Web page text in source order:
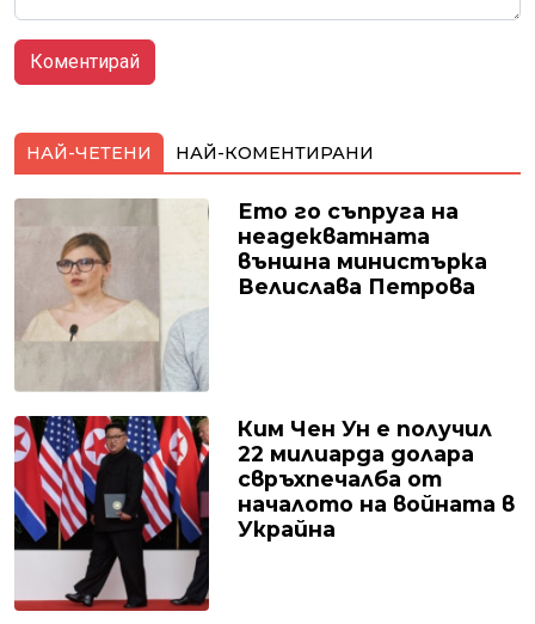
НАЙ-ЧЕТЕНИ НАЙ-КОМЕНТИРАНИ
Ето го съпруга на
неадекватната
външна министърка
Велислава Петрова
Ким Чен Ун е получил
22 милиарда долара
свръхпечалба от
началото на войната в
Украйна